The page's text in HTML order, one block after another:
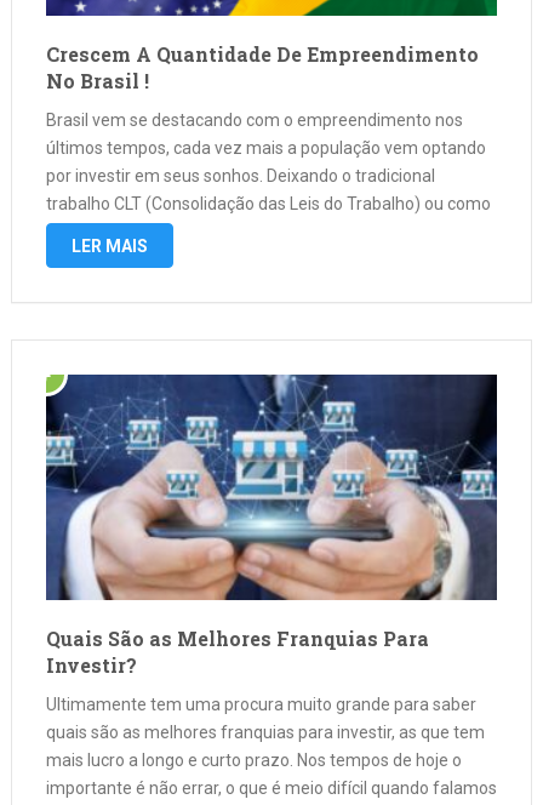
Crescem A Quantidade De Empreendimento
No Brasil !
Brasil vem se destacando com o empreendimento nos
últimos tempos, cada vez mais a população vem optando
por investir em seus sonhos. Deixando o tradicional
trabalho CLT (Consolidação das Leis do Trabalho) ou como
conhecido trabalho de carteira assinada. Motivos pelo
LER MAIS
Quais São as Melhores Franquias Para
Investir?
Ultimamente tem uma procura muito grande para saber
quais são as melhores franquias para investir, as que tem
mais lucro a longo e curto prazo. Nos tempos de hoje o
importante é não errar, o que é meio difícil quando falamos